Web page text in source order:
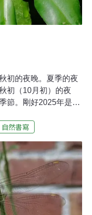
形，但錫蘭橄欖的
初的夜晚。夏季的夜
初（10月初）的夜
節。剛好2025年是十
然谷環境信託的夏日
上睡覺，或是赤尾青
次，最精彩的就是茶
常簡單也很明顯——
紋，頭型略呈三角
「茶色」，體色從土
紫或黑斑點都有可
自然書寫